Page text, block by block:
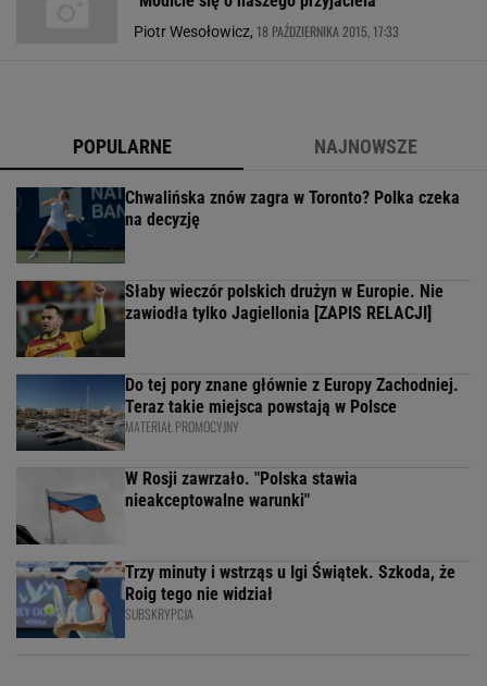
Piotr Wesołowicz, 18 PAŹDZIERNIKA 2015, 17:33
POPULARNE NAJNOWSZE
Chwalińska znów zagra w Toronto? Polka czeka
na decyzję
Słaby wieczór polskich drużyn w Europie. Nie
zawiodła tylko Jagiellonia [ZAPIS RELACJI]
Do tej pory znane głównie z Europy Zachodniej.
Teraz takie miejsca powstają w Polsce
MATERIAŁ PROMOCYJNY
W Rosji zawrzało. "Polska stawia
nieakceptowalne warunki"
Trzy minuty i wstrząs u Igi Świątek. Szkoda, że
Roig tego nie widział
SUBSKRYPCJA